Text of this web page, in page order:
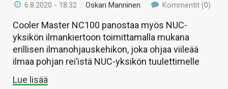
6.8.2020 - 18:32 /Oskari Manninen Kommentit (0)
Cooler Master NC100 panostaa myös NUC-
yksikön ilmankiertoon toimittamalla mukana
erillisen ilmanohjauskehikon, joka ohjaa viileää
ilmaa pohjan rei’istä NUC-yksikön tuulettimelle
Lue lisää